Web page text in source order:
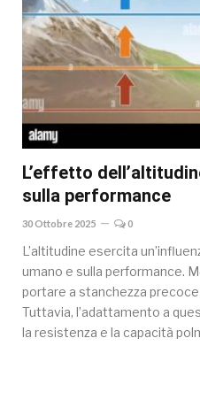
L’effetto
sulla performance
30 Ottobre 2025 0
L’altitudine esercita
umano e sulla performance.
portare a stanchezza
Tuttavia, l’adattamento a
la resistenza e la capacità